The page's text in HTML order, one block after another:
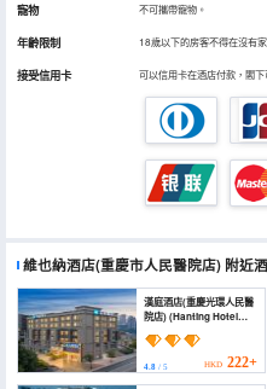
寵物 不可攜帶寵物。
年齡限制 18歲以下的房客不得在沒有
接受信用卡 可以信用卡在酒店付款，閣下
維也納酒店(重慶市人民醫院店) 附近
漢庭酒店(重慶光環人民醫
院店) (Hanting Hotel
People’s Hospital
4.8 / 5 HKD 222+